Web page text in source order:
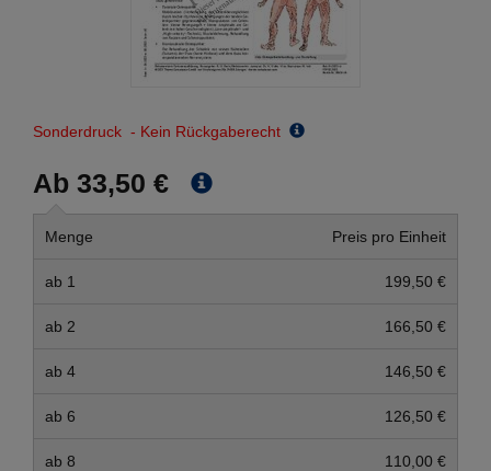
Sonderdruck - Kein Rückgaberecht
Ab 33,50 €
Menge Preis pro Einheit
ab 1 199,50 €
ab 2 166,50 €
ab 4 146,50 €
ab 6 126,50 €
ab 8 110,00 €